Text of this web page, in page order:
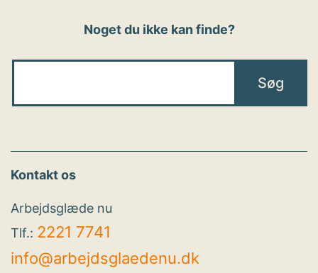
Noget du ikke kan finde?
Kontakt os
Arbejdsglæde nu
Tlf.: 2221 7741
info@arbejdsglaedenu.dk